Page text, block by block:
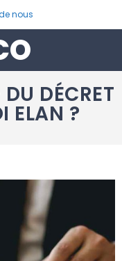
nous
DÉCRET
ELAN ?